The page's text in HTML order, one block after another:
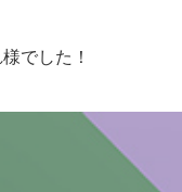
でした！